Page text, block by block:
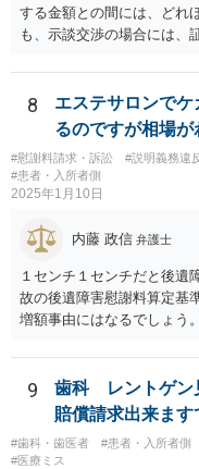
する金額との間には、どれ
も、示談交渉の場合には、
程度にはなると思います。
8
エステサロンで
るのですが相場が
#慰謝料請求・訴訟 #説明義務違
#患者・入所者側
2025年1月10日
内藤 政信 弁護士
１センチ１センチだと後遺
故の後遺障害慰謝料算定基
増額事由にはなるでしょう。
9
歯科 レントゲン
賠償請求出来ます
#歯科・歯医者 #患者・入所者側
#医療ミス